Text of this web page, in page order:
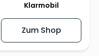
Klarmobil
Zum Shop